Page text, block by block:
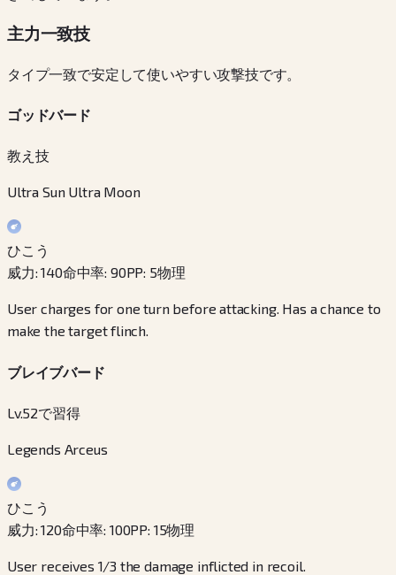
主力一致技
タイプ一致で安定して使いやすい攻撃技です。
ゴッドバード
教え技
Ultra Sun Ultra Moon
ひこう
威力:140命中率: 90PP: 5物理
User charges for one turn before attacking. Has a chance to
make the target flinch.
ブレイブバード
Lv.52で習得
Legends Arceus
ひこう
威力:120命中率: 100PP: 15物理
User receives 1/3 the damage inflicted in recoil.